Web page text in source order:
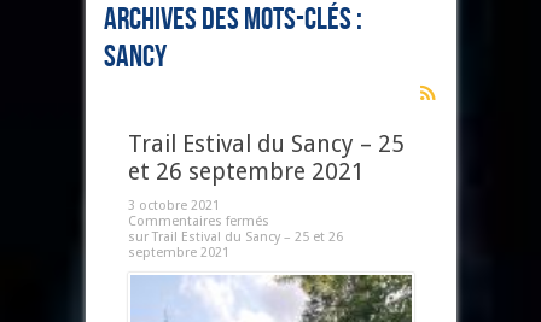
Archives des mots-clés :
sancy
Trail Estival du Sancy – 25
et 26 septembre 2021
3 octobre 2021
Commentaires fermés
sur Trail Estival du Sancy – 25 et 26
septembre 2021